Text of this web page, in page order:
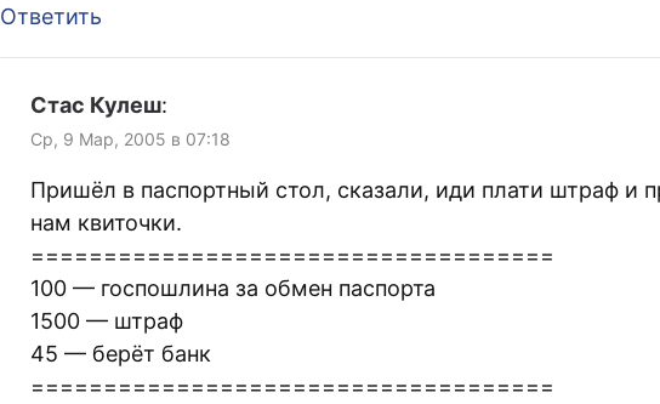
Ответить
Стас Кулеш:
Ср, 9 Мар, 2005 в 07:18
Пришёл в паспортный стол, сказали, иди плати штраф и
нам квиточки.
====================================
100 — госпошлина за обмен паспорта
1500 — штраф
45 — берёт банк
====================================